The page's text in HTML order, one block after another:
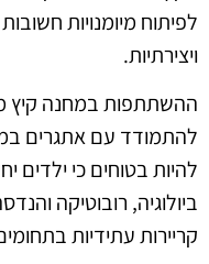
לפיתוח מיומנויות
ויצירתיות.
ההשתתפות במחנה קיץ
להתמודד עם אתגרים
להיות בטוחים כי ילדים
ביולוגיה, רובוטיקה
קריירות עתידיות